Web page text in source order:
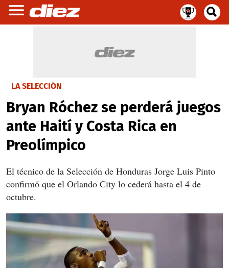
LA SELECCIÓN
Bryan Róchez se perderá juegos
ante Haití y Costa Rica en
Preolímpico
El técnico de la Selección de Honduras Jorge Luis Pinto
confirmó que el Orlando City lo cederá hasta el 4 de
octubre.